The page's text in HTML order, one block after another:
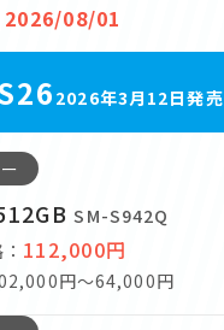
08/01
2026年3月12日発売
SM-S942Q
112,000円
円～64,000円